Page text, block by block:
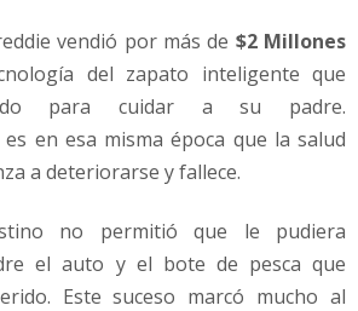
vendió por más de $2 Millones
del zapato inteligente que
para cuidar a su padre.
en esa misma época que la salud
a deteriorarse y fallece.
no permitió que le pudiera
el auto y el bote de pesca que
Este suceso marcó mucho al